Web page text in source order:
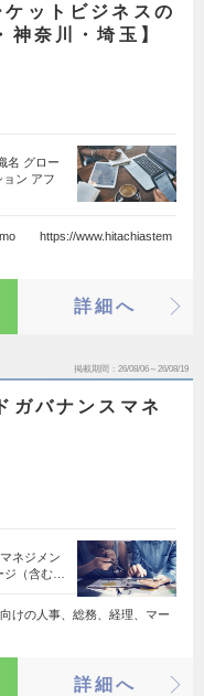
ットビジネスの
神奈川・埼玉】
名 グロー
ン アフ
https://www.hitachiastem
詳細へ
掲載期間 26/08/06～26/08/19
ガバナンスマネ
ネジメン
ジ（含む…
けの人事、総務、経理、マー
詳細へ